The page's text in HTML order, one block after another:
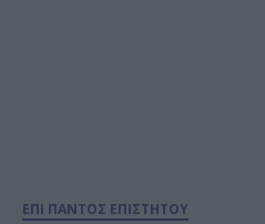
ΕΠΙ ΠΑΝΤΟΣ ΕΠΙΣΤΗΤΟΥ